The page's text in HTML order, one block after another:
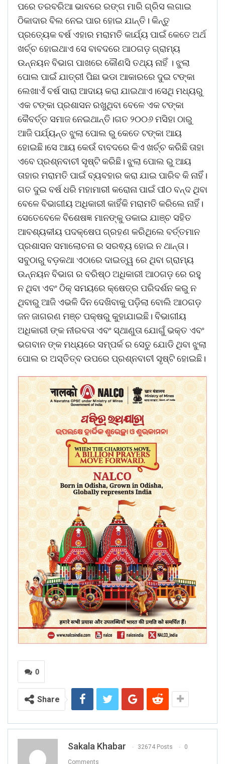
ପରେ ତରବରିଆ ଭାବରେ ରଙ୍ଗ ମାରି ଗ୍ରିସ ଲଗାଇ
ଠିକାଦାର ବିଲ ନେଇ ପାର ହୋଇ ଯାନ୍ତି। କିନ୍ତୁ
ପ୍ରତ୍ୟେକ ବର୍ଷ ଏହାର ମରାମତି କାର୍ଯ୍ୟ ପାଇଁ କେତେ ଅର୍ଥ
ଖର୍ଚ୍ଚ ହୋଇଥାଏ ସେ ବାବଦରେ ଆଠଗଡ଼ ଗ୍ରାମ୍ୟ
ଉନ୍ନୟନ ବିଭାଗ ପାଖରେ କୌଣସି ତଥ୍ୟ ନାହିଁ । ଝୁଲା
ପୋଲ ପାଇଁ ଯାତ୍ରୀ ପିଛା ଭଡା ଆକାରରେ ଦୁଇ ଟଙ୍କା
ଲେଖାଏଁ ବର୍ଷ ସାରା ଆଦାୟ କରା ଯାଇଥାଏ।ସେଥି ମଧ୍ୟରୁ
ଏକ ଟଙ୍କା ପ୍ରଶାସନ ରଖୁଥିବା ବେଳେ ଏକ ଟଙ୍କା
କୈବର୍ତ୍ତ ସମାଜ ନେଇଥାନ୍ତି।ଗତ ୨୦୦୬ ମସିହା ଠାରୁ
ଆଜି ପର୍ଯ୍ୟନ୍ତ ଝୁଲା ପୋଲ ରୁ କେତେ ଟଙ୍କା ଆୟ
ହୋଇଛି।ସେ ଆୟ କେଉଁ ବାବଦରେ କିଏ ଖର୍ଚ୍ଚ କରିଛି ତାହା
ଏବେ ପ୍ରଶ୍ନବାଚୀ ସୃଷ୍ଟି କରିଛି। ଝୁଲା ପୋଲ ରୁ ଆୟ
ତାହାର ମରାମତି ପାଇଁ ବ୍ୟବହାର କରା ଯାଇ ପାରିବ କି ନାହିଁ।
ଗତ ଦୁଇ ବର୍ଷ ଧରି ମହାମାରୀ କରୋନା ପାଇଁ ପୀଠ ବନ୍ଦ ଥିବା
ବେଳେ ବିଭାଗୀୟ ଅଧିକାରୀ କାହିଁକି ମରାମତି କରିଲେ ନାହିଁ।
ସେତେବେଳେ ବିଶେଷଜ୍ଞ ମାନଙ୍କୁ ଡକାଇ ଯାଞ୍ଚ ସହିତ
ଆବଶ୍ୟକୀୟ ପଦକ୍ଷେପ ଗ୍ରହଣ କରିଥିଲେ ବର୍ତ୍ତମାନ
ପ୍ରଶାସନ ସମାଲୋଚନା ର ସରଵ୍ୟ ହୋଇ ନ ଥାନ୍ତା।
ସବୁଠାରୁ ବଡ଼କଥା ଏଠାରେ ଦାଇତ୍ୱ ରେ ଥିବା ଗ୍ରାମ୍ୟ
ଉନ୍ନୟନ ବିଭାଗ ର ବରିଷ୍ଠ ଅଧିକାରୀ ଆଠଗଡ଼ ରେ ରହୁ
ନ ଥିବା ଏବଂ ଠିକ୍ ସମୟରେ କ୍ଷେତ୍ର ପରିଦର୍ଶନ କରୁ ନ
ଥିବାରୁ ଆଜି ଏଭଳି ଦିନ ଦେଖିବାକୁ ପଡ଼ିଲା ବୋଲି ଆଠଗଡ଼
ଜନ ଜାଗରଣ ମଞ୍ଚ ପକ୍ଷରୁ କୁହାଯାଇଛି। ବିଭାଗୀୟ
ଅଧିକାରୀ ଙ୍କ ନୀରବତା ଏବଂ ସ୍ଥାଣୁତା ଯୋଗୁଁ ଭକ୍ତ ଏବଂ
ଭଗବାନ ଙ୍କ ମଧ୍ୟରେ ସମ୍ପର୍କ ର ସେତୁ ଯୋଡି ଥିବା ଝୁଲା
ପୋଲ ର ଅସ୍ତିତ୍ବ ଉପରେ ପ୍ରଶ୍ନବାଚୀ ସୃଷ୍ଟି ହୋଇଛି।
0
Share
Sakala Khabar 32674 Posts 0
Comments